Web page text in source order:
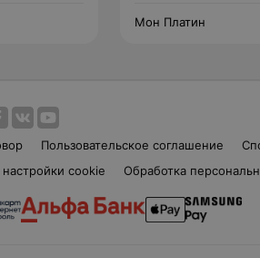
Мон Платин
Пользовательское соглашение
cookie Обработка